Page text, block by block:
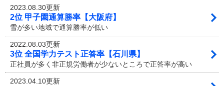
2023.08.30更新
2位 甲子園通算勝率【大阪府】
雪が多い地域で通算勝率が低い
2022.08.03更新
3位 全国学力テスト正答率【石川県】
正社員が多く非正規労働者が少ないところで正答率が高い
2023.04.10更新